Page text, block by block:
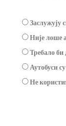
Заслужују
Није лоше
Требало би
Аутобуси
Не